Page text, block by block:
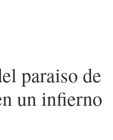
paraiso de
un infierno